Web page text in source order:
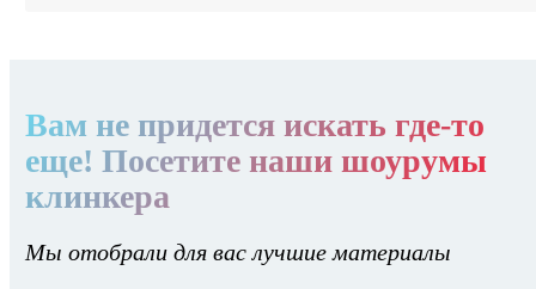
Вам не придется искать где-то
еще! Посетите наши шоурумы
клинкера
Мы отобрали для вас лучшие материалы